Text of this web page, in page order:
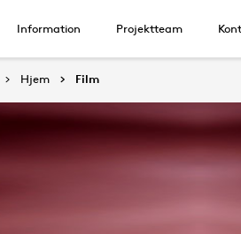
Information Projektteam
Hjem Film